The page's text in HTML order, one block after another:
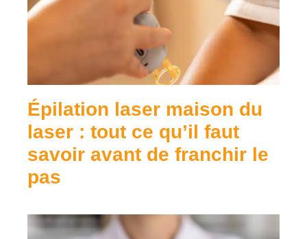
Épilation laser maison du
laser : tout ce qu’il faut
savoir avant de franchir le
pas